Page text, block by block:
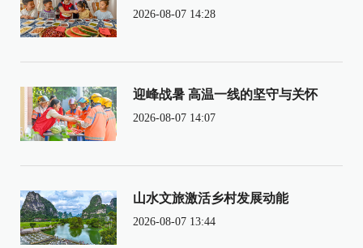
2026-08-07 14:28
迎峰战暑 高温一线的坚守与关怀
2026-08-07 14:07
山水文旅激活乡村发展动能
2026-08-07 13:44